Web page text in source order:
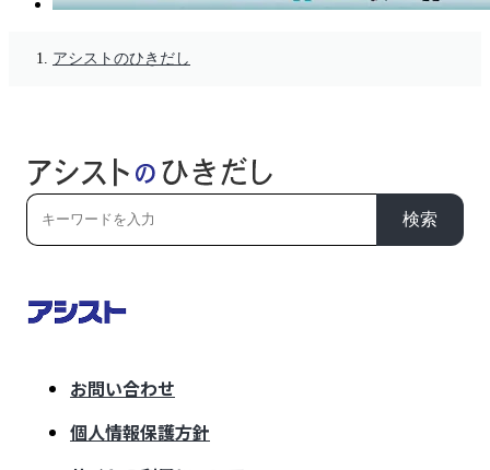
アシストのひきだし
検索
お問い合わせ
個人情報保護方針